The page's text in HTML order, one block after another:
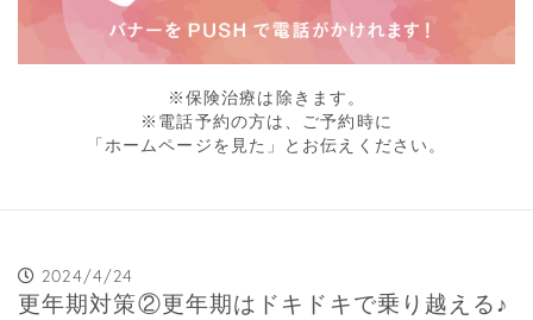
※保険治療は除きます。
※電話予約の方は、ご予約時に
「ホームページを見た」とお伝えください。
2024/4/24
更年期対策②更年期はドキドキで乗り越える♪